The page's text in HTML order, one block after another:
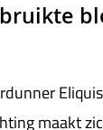
maakt